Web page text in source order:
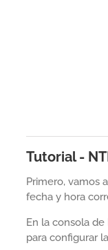
Tutorial -
Primero, vamos
fecha y hora
En la consola
para configurar